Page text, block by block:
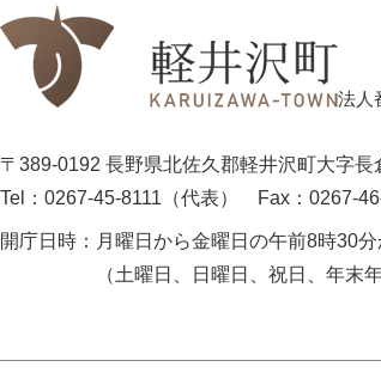
法人
〒389-0192 長野県北佐久郡軽井沢町大字長
Tel：0267-45-8111（代表）
Fax：0267-
開庁日時： 月曜日から金曜日の午前8時30
（土曜日、日曜日、祝日、年末